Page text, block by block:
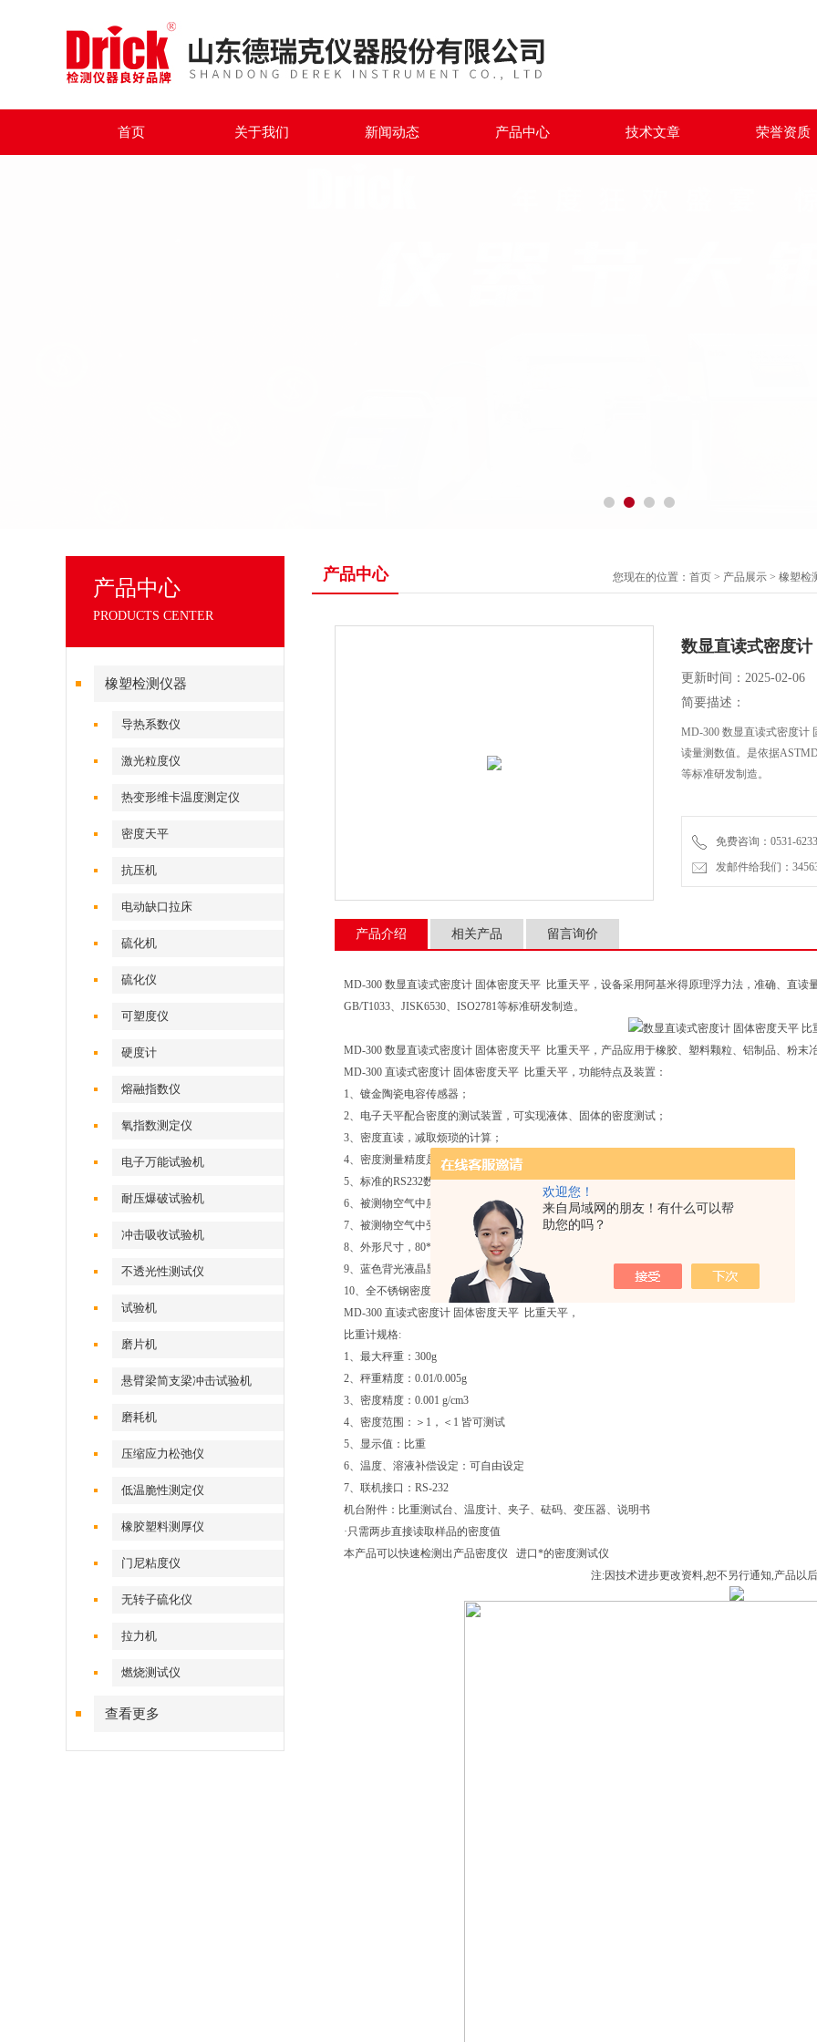
欢迎您！
来自局域网的朋友！有什么可以帮
助您的吗？
首页 关于我们 新闻动态 产品中心 技术文章 荣誉资质
产品中心
PRODUCTS CENTER
橡塑检测仪器
导热系数仪
激光粒度仪
热变形维卡温度测定仪
密度天平
抗压机
电动缺口拉床
硫化机
硫化仪
可塑度仪
硬度计
熔融指数仪
氧指数测定仪
电子万能试验机
耐压爆破试验机
冲击吸收试验机
不透光性测试仪
试验机
磨片机
悬臂梁简支梁冲击试验机
磨耗机
压缩应力松弛仪
低温脆性测定仪
橡胶塑料测厚仪
门尼粘度仪
无转子硫化仪
拉力机
燃烧测试仪
查看更多
产品中心 您现在的位置： 首页 > 产品展示 > 橡塑检
数显直读式密度
更新时间：2025-02-06
简要描述：
MD-300 数显直读式密度计
读量测数值。是依据
等标准研发制造。
免费咨询：0531-
发邮件给我们：
产品介绍 相关产品 留言询价
MD-300 数显直读式密度计 固体密度天平 比重天平，设备采用阿基米得原理浮力法，准确、直读
GB/T1033、JISK6530、ISO2781等标准研发制造。
MD-300 数显直读式密度计 固体密度天平 比重天平，产品应用于橡胶、塑料颗粒、铝制品、粉末
MD-300 直读式密度计 固体密度天平 比重天平，功能特点及装置：
1、镀金陶瓷电容传感器；
2、电子天平配合密度的测试装置，可实现液体、固体的密度测试；
3、密度直读，减取烦琐的计算；
4、密度测量精度是千分之一；
5、标准的RS232数据输出功能，可轻易的连接PC和打印机。；
6、被测物空气中质量：≥0.25g；
7、被测物空气中受到的浮力：＜-0.125；
8、外形尺寸，80*200*265；
9、蓝色背光液晶显示；
10、全不锈钢密度支架；
MD-300 直读式密度计 固体密度天平 比重天平，
比重计规格:
1、最大秤重：300g
2、秤重精度：0.01/0.005g
3、密度精度：0.001 g/cm3
4、密度范围：＞1，＜1 皆可测试
5、显示值：比重
6、温度、溶液补偿设定：可自由设定
7、联机接口：RS-232
机台附件：比重测试台、温度计、夹子、砝码、变压器、说明书
·只需两步直接读取样品的密度值
本产品可以快速检测出产品密度仪 进口*的密度测试仪
注:因技术进步更改资料,恕不另行通知,产品以后